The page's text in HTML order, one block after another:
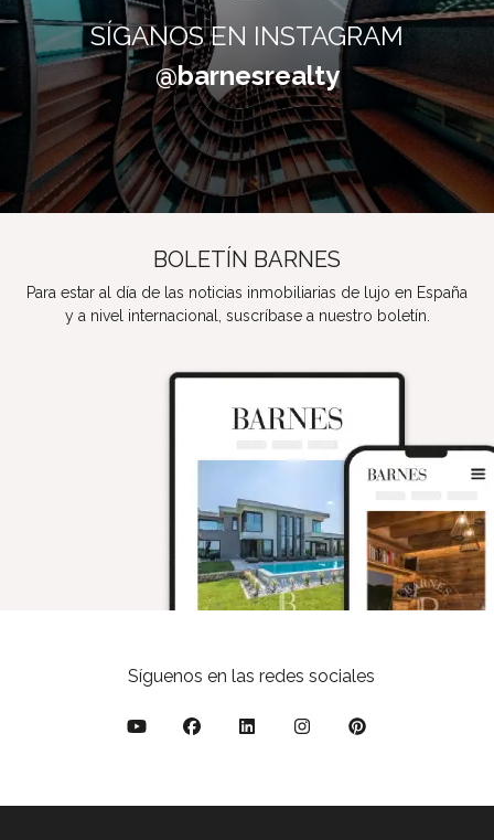
SÍGANOS EN INSTAGRAM
@barnesrealty
BOLETÍN BARNES
Para estar al día de las noticias inmobiliarias de lujo en España
y a nivel internacional, suscríbase a nuestro boletín.
Síguenos en las redes sociales